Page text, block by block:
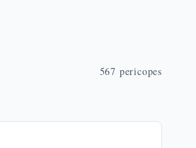
567 pericopes